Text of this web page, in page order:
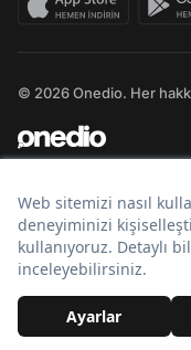
© 2026 Onedio. Her hakkı
Bir